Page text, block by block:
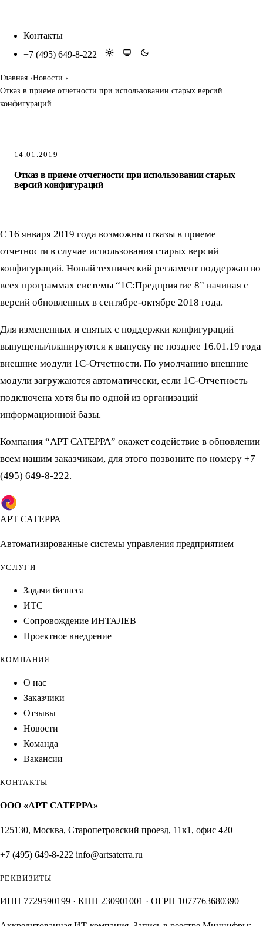
Контакты
+7 (495) 649-8-222
Главная Новости
Отказ в приеме отчетности при использовании старых версий
конфигураций
14.01.2019
Отказ в приеме отчетности при использовании старых
версий конфигураций
С 16 января 2019 года возможны отказы в приеме
отчетности в случае использования старых версий
конфигураций. Новый технический регламент поддержан во
всех программах системы “1С:Предприятие 8” начиная с
версий обновленных в сентябре-октябре 2018 года.
Для измененных и снятых с поддержки конфигураций
выпущены/планируются к выпуску не позднее 16.01.19 года
внешние модули 1С-Отчетности. По умолчанию внешние
модули загружаются автоматически, если 1С-Отчетность
подключена хотя бы по одной из организаций
информационной базы.
Компания “АРТ САТЕРРА” окажет содействие в обновлении
всем нашим заказчикам, для этого позвоните по номеру +7
(495) 649-8-222.
АРТ САТЕРРА
Автоматизированные системы управления предприятием
УСЛУГИ
Задачи бизнеса
ИТС
Сопровождение ИНТАЛЕВ
Проектное внедрение
КОМПАНИЯ
О нас
Заказчики
Отзывы
Новости
Команда
Вакансии
КОНТАКТЫ
ООО «АРТ САТЕРРА»
125130, Москва, Старопетровский проезд, 11к1, офис 420
+7 (495) 649-8-222 info@artsaterra.ru
РЕКВИЗИТЫ
ИНН 7729590199 · КПП 230901001 · ОГРН 1077763680390